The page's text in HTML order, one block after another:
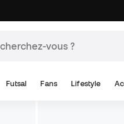
Futsal Fans Lifestyle